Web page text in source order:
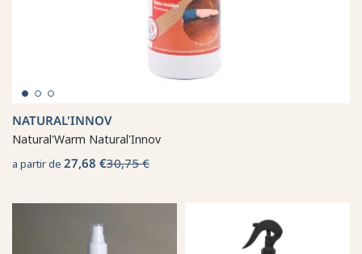
NATURAL'INNOV
Natural'Warm Natural'Innov
a partir de 27,68 €30,75 €